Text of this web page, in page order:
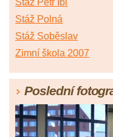
Stáž Petr Ibl
Stáž Polná
Stáž Soběslav
Zimní škola 2007
Poslední